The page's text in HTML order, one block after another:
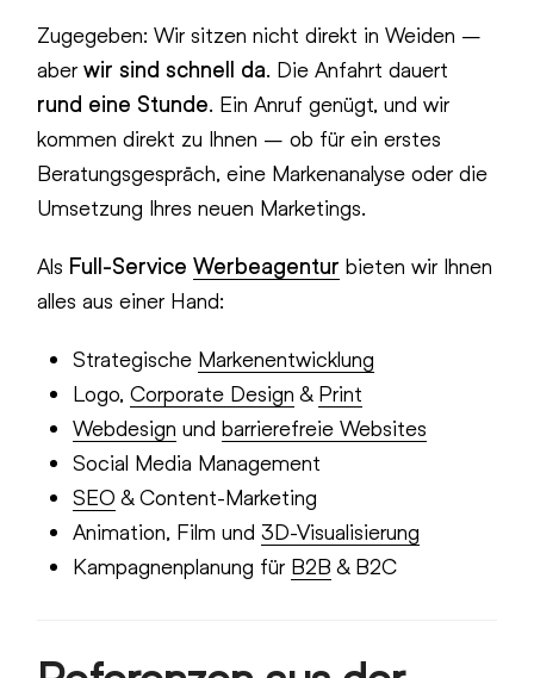
Zugegeben: Wir sitzen nicht direkt in Weiden –
aberwir sind schnell da. Die Anfahrt dauert
rund eine Stunde. Ein Anruf genügt, und wir
kommen direkt zu Ihnen – ob für ein erstes
Beratungsgespräch, eine Markenanalyse oder die
Umsetzung Ihres neuen Marketings.
Als Full-ServiceWerbeagentur bieten wir Ihnen
alles aus einer Hand:
Strategische Markenentwicklung
Logo,Corporate Design & Print
Webdesign undbarrierefreie Websites
Social Media Management
SEO & Content-Marketing
Animation, Film und3D-Visualisierung
Kampagnenplanung für B2B & B2C